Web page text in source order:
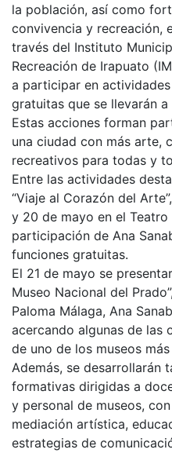
la población, así como
convivencia y recreación,
través del Instituto
Recreación de Irapuato
a participar en
gratuitas que se llevarán
Estas acciones forman
una ciudad con más arte,
recreativos para todas y
Entre las actividades
“Viaje al Corazón del
y 20 de mayo en el
participación de Ana
funciones gratuitas.
El 21 de mayo se
Museo Nacional del
Paloma Málaga, Ana
acercando algunas de las
de uno de los museos
Además, se desarrollarán
formativas dirigidas a
y personal de museos,
mediación artística,
estrategias de